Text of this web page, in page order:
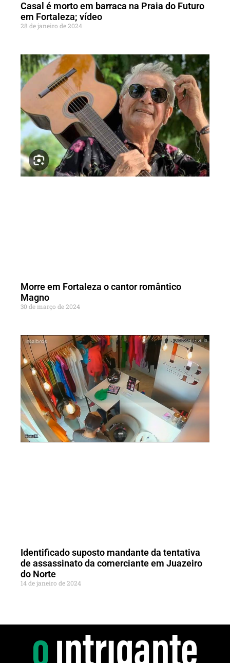
Casal é morto em barraca na Praia do Futuro
em Fortaleza; vídeo
28 de janeiro de 2024
Morre em Fortaleza o cantor romântico
Magno
30 de março de 2024
Identificado suposto mandante da tentativa
de assassinato da comerciante em Juazeiro
do Norte
14 de janeiro de 2024